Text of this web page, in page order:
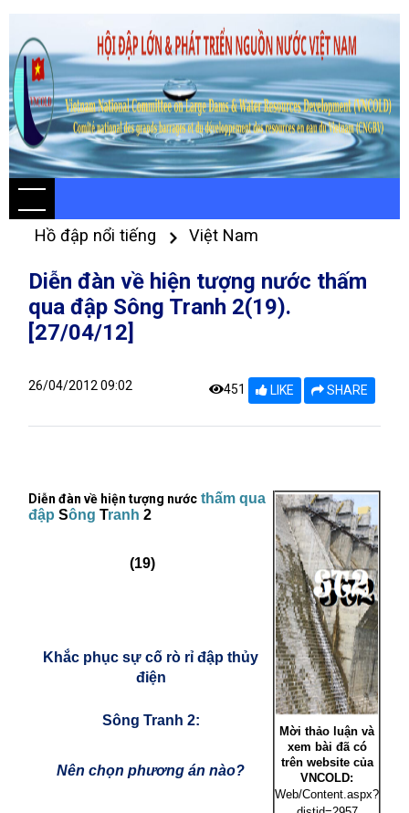
Hồ đập nổi tiếng Việt Nam
Diễn đàn về hiện tượng nước thấm
qua đập Sông Tranh 2(19).
[27/04/12]
26/04/2012 09:02 451 LIKE SHARE
Mời thảo luận và
xem bài đã có
trên website của
VNCOLD:
Web/Content.aspx?
Diễn đàn về hiện tượng nước thấm qua
đập Sông Tranh 2
(19)
Khắc phục sự cố rò rỉ đập thủy
điện
Sông Tranh 2:
Nên chọn phương án nào?